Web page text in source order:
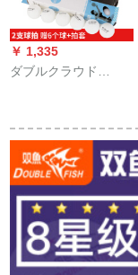
￥ 1,335
ダブルクラウド
ブルラッケジット2面
リフレジット2冊+ボ
ア1箱